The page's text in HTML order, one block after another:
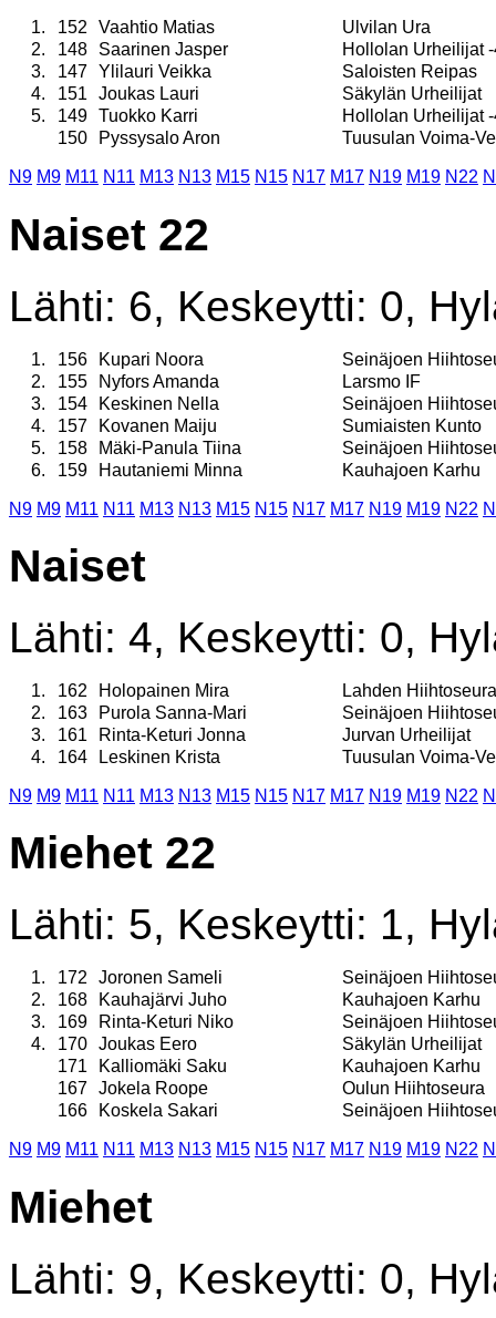
1. 152 Vaahtio Matias
Ulvilan Ura
2.
148 Saarinen Jasper
Hollolan Urheilijat
3.
147 Ylilauri Veikka
Saloisten Reipas
4.
151 Joukas Lauri
Säkylän Urheilijat
5.
149 Tuokko Karri
Hollolan Urheilijat
150
Pyssysalo Aron Tuusulan Voima-
N9 M9 M11 N11 M13 N13 M15 N15 N17 M17 N19 M19 N22 N
Naiset 22
Lähti: 6, Keskeytti: 0,
1. 156 Kupari Noora
Seinäjoen
2.
155 Nyfors Amanda
Larsmo IF
3.
154 Keskinen Nella
Seinäjoen
4.
157 Kovanen Maiju
Sumiaisten Kunto
5.
158 Mäki-Panula Tiina
Seinäjoen
6.
159 Hautaniemi Minna Kauhajoen Karhu
N9 M9 M11 N11 M13 N13 M15 N15 N17 M17 N19 M19 N22 N
Naiset
Lähti: 4, Keskeytti: 0,
1. 162 Holopainen Mira
Lahden Hiihtoseura
2.
163 Purola Sanna-Mari
Seinäjoen
3.
161 Rinta-Keturi Jonna
Jurvan Urheilijat
4.
164 Leskinen Krista Tuusulan Voima-
N9 M9 M11 N11 M13 N13 M15 N15 N17 M17 N19 M19 N22 N
Miehet 22
Lähti: 5, Keskeytti: 1,
1. 172 Joronen Sameli
Seinäjoen
2.
168 Kauhajärvi Juho
Kauhajoen Karhu
3.
169 Rinta-Keturi Niko
Seinäjoen
4.
170 Joukas Eero
Säkylän Urheilijat
171
Kalliomäki Saku
Kauhajoen Karhu
167 Jokela Roope
Oulun Hiihtoseura
166
Koskela Sakari Seinäjoen
N9 M9 M11 N11 M13 N13 M15 N15 N17 M17 N19 M19 N22 N
Miehet
Lähti: 9, Keskeytti: 0,